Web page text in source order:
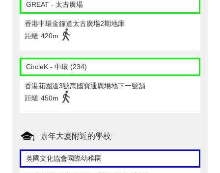
GREAT - 太古廣場
香港中環金鐘道太古廣場2期地庫
距離 420m
CircleK - 中環 (234)
香港花園道3號萬國寶通廣場地下一號舖
距離 450m
嘉年大廈附近的學校
英國文化協會國際幼稚園